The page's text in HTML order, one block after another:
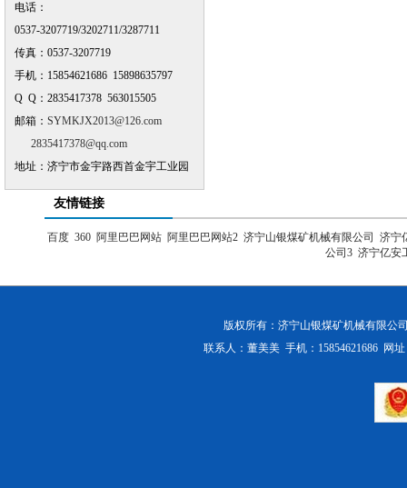
电话：
0537-3207719/3202711/3287711
传真：0537-3207719
手机：15854621686 15898635797
Q Q：2835417378 563015505
邮箱： SYMKJX2013@126.com
2835417378@qq.com
地址：济宁市金宇路西首金宇工业园
友情链接
百度 360 阿里巴巴网站 阿里巴巴网站2 济宁山银煤矿机械有限公司
济宁
公司3 济宁亿安
版权所有： 济宁山银煤矿机械有限公
联系人：董美美 手机：15854621686 网